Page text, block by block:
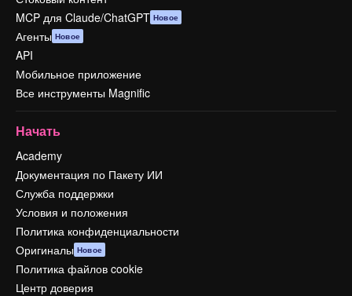
MCP для Claude/ChatGPT Новое
Агенты Новое
API
Мобильное приложение
Все инструменты Magnific
Начать
Academy
Документация по Пакету ИИ
Служба поддержки
Условия и положения
Политика конфиденциальности
Оригиналы Новое
Политика файлов cookie
Центр доверия